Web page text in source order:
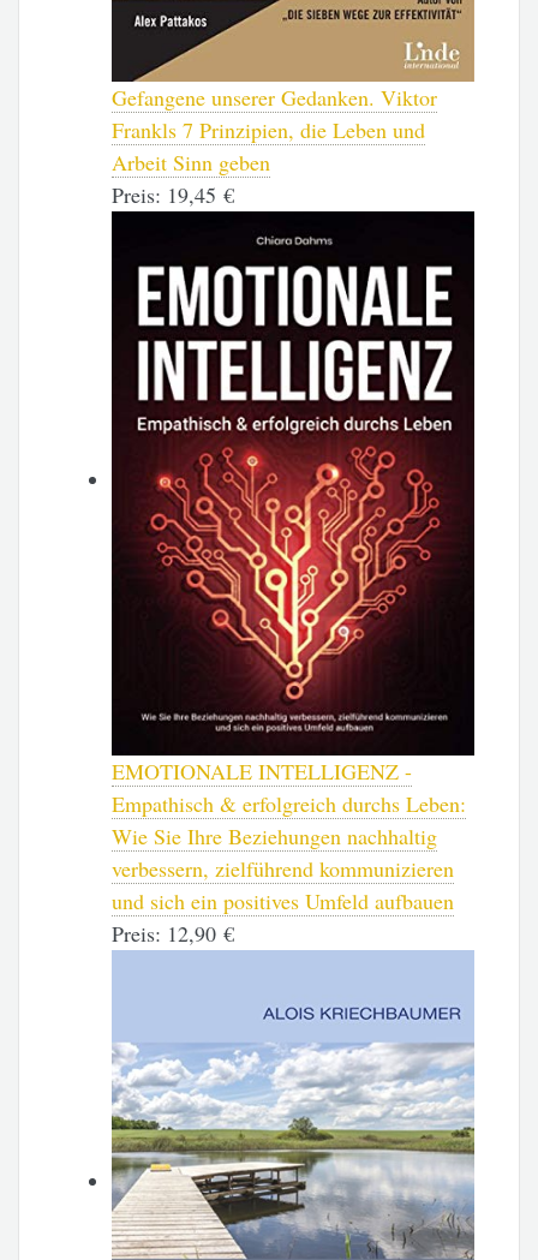
Gefangene unserer Gedanken. Viktor
Frankls 7 Prinzipien, die Leben und
Arbeit Sinn geben
Preis: 19,45 €
EMOTIONALE INTELLIGENZ -
Empathisch & erfolgreich durchs Leben:
Wie Sie Ihre Beziehungen nachhaltig
verbessern, zielführend kommunizieren
und sich ein positives Umfeld aufbauen
Preis: 12,90 €